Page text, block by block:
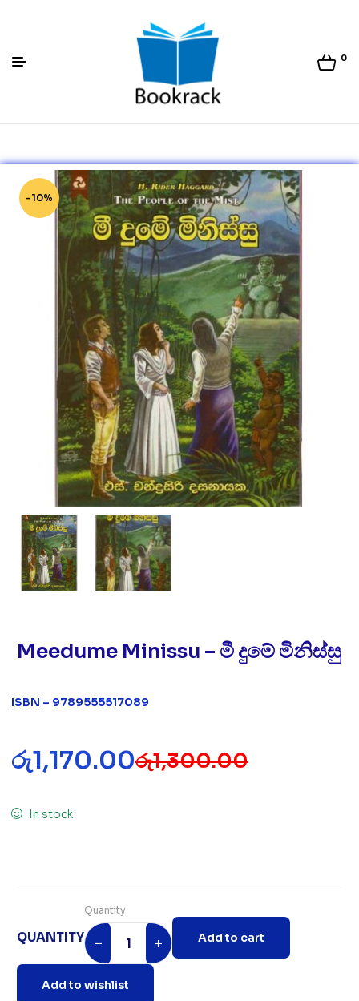
Bookrack.lk
0
-10%
Meedume Minissu – මී දුමේ මිනිස්සු
ISBN – 9789555517089
රු1,300.00
රු1,170.00
In stock
QUANTITY
Quantity
Add to cart
Add to wishlist